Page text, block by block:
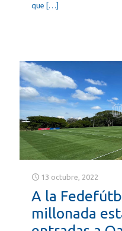
que […]
13 octubre, 2022
A la
millonada